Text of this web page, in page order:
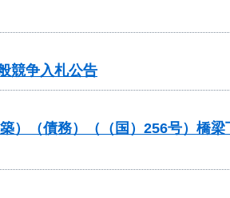
競争入札公告
）（債務）（（国）256号）橋梁